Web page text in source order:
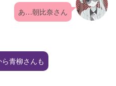
あ…朝比奈さん
青柳さんも